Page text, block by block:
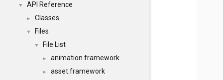
▼ API Reference
► Classes
▼ Files
▼ File List
► animation.framework
► asset.framework